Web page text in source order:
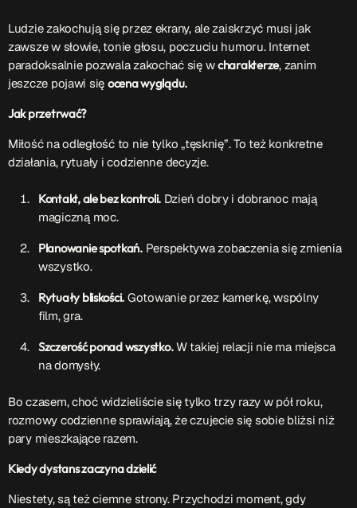
Audycja
Serwis Informacyjny
10:00 - 10:05
Upcoming shows
14:00 - 14:05
Serwis Informacyjny
18:00 - 18:05
Serwis Informacyjny
19:00 - 19:05
Ludzie zakochują się przez ekrany, ale zaiskrzyć musi jak
zawsze w słowie, tonie głosu, poczuciu humoru. Internet
paradoksalnie pozwala zakochać się wcharakterze, zanim
jeszcze pojawi się ocena wyglądu.
Jak przetrwać?
Miłość na odległość to nie tylko „tęsknię”. To też konkretne
działania, rytuały i codzienne decyzje.
Kontakt, ale bez kontroli.Dzień dobry i dobranoc mają
magiczną moc.
Planowanie spotkań.Perspektywa zobaczenia się zmienia
wszystko.
Rytuały bliskości. Gotowanie przez kamerkę, wspólny
film, gra.
Szczerość ponad wszystko.W takiej relacji nie ma miejsca
na domysły.
Bo czasem, choć widzieliście się tylko trzy razy w pół roku,
rozmowy codzienne sprawiają, że czujecie się sobie bliżsi niż
pary mieszkające razem.
Kiedy dystans zaczyna dzielić
Niestety, są też ciemne strony. Przychodzi moment, gdy